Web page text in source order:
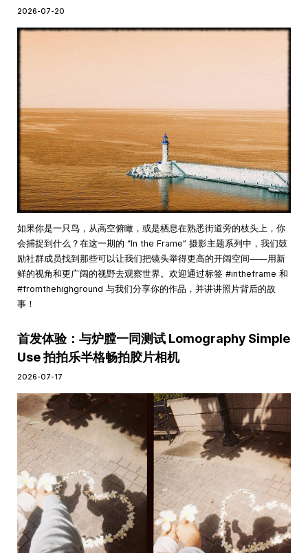
2026-07-20
如果你是一只鸟，从高空俯瞰，或是栖息在熟悉街道旁的枝头上，你
会捕捉到什么？在这一期的 “In the Frame” 摄影主题系列中，我们鼓
励社群成员找到那些可以让我们把镜头举得更高的开阔空间——用新
鲜的视角和更广阔的视野去观察世界。欢迎通过标签 #intheframe 和
#fromthehighground 与我们分享你的作品，并讲讲照片背后的故
事！
首发体验：与炉膛一同测试 Lomography Simple
Use 拍拍乐半格畅拍胶片相机
2026-07-17